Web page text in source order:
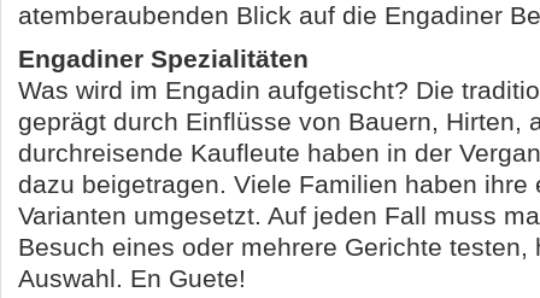
atemberaubenden Blick auf die Engadiner
Engadiner Spezialitäten
Was wird im Engadin aufgetischt? Die
geprägt durch Einflüsse von Bauern, Hirten,
durchreisende Kaufleute haben in der
dazu beigetragen. Viele Familien haben ihre
Varianten umgesetzt. Auf jeden Fall muss
Besuch eines oder mehrere Gerichte testen,
Auswahl. En Guete!